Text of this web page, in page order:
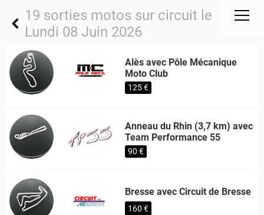
19 sorties motos sur circuit le
Lundi 08 Juin 2026
Alès avec Pôle Mécanique
Moto Club
125 €
Anneau du Rhin (3,7 km) avec
Team Performance 55
90 €
Bresse avec Circuit de Bresse
160 €